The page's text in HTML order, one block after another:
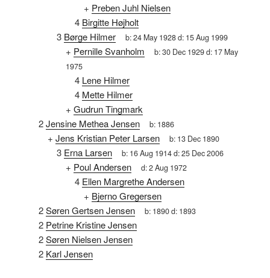
+ Preben Juhl Nielsen
4 Birgitte Højholt
3 Børge Hilmer b:24 May 1928d: 15 Aug 1999
+ Pernille Svanholm b:30 Dec 1929d: 17 May
1975
4 Lene Hilmer
4 Mette Hilmer
+ Gudrun Tingmark
2Jensine Methea Jensen b: 1886
+ Jens Kristian Peter Larsen b: 13 Dec 1890
3 Erna Larsen b: 16 Aug 1914d:25 Dec 2006
+ Poul Andersen d:2 Aug 1972
4 Ellen Margrethe Andersen
+ Bjerno Gregersen
2Søren Gertsen Jensen b: 1890d: 1893
2 Petrine Kristine Jensen
2Søren Nielsen Jensen
2 Karl Jensen